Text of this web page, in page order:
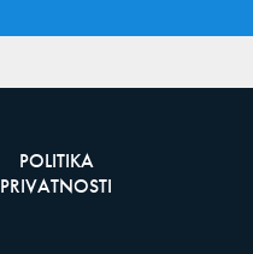
POLITIKA
PRIVATNOSTI